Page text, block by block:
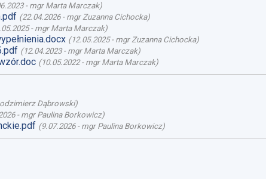
- mgr Marta Marczak)
(22.04.2026- mgr Zuzanna Cichocka)
- mgr Marta Marczak)
(12.05.2025- mgr Zuzanna Cichocka)
(12.04.2023- mgr Marta Marczak)
(10.05.2022- mgr Marta Marczak)
Dąbrowski)
- mgr Paulina Borkowicz)
(9.07.2026- mgr Paulina Borkowicz)